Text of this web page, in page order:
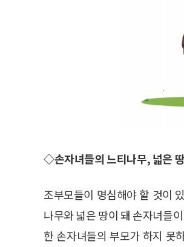
◇손자녀들의 느티나무, 넓은
조부모들이 명심해야 할 것이
나무와 넓은 땅이 돼 손자녀들
한 손자녀들의 부모가 하지 못